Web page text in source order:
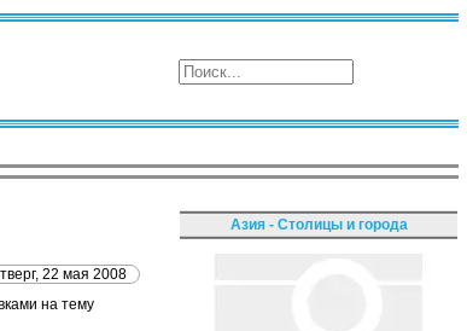
22 мая 2008
на тему
Азия - Столицы и города